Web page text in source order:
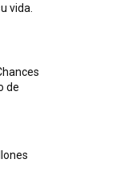
vida.
de